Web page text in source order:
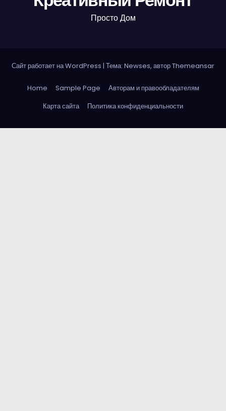
Просто Дом
Сайт работает на WordPress | Тема: Newses, авторThemeansar
Home Sample Page
Авторам и правообладателям
Карта сайта
Политика конфиденциальности